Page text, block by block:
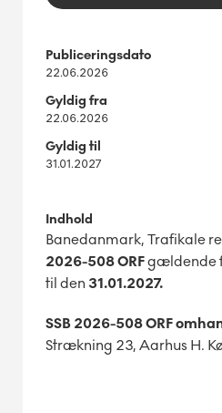
Publiceringsdato
22.06.2026
Gyldig fra
22.06.2026
Gyldig til
31.01.2027
Indhold
Banedanmark, Trafikale
2026-508 ORFgældende
til den 31.01.2027.
SSB 2026-508 ORF
Strækning 23, Aarhus H.